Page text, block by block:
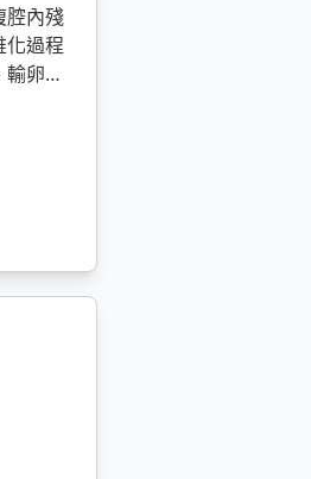
腔內殘
化過程
卵管